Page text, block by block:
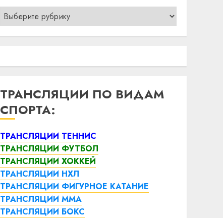
Рубрики
ТРАНСЛЯЦИИ ПО ВИДАМ
СПОРТА:
ТРАНСЛЯЦИИ ТЕННИС
ТРАНСЛЯЦИИ ФУТБОЛ
ТРАНСЛЯЦИИ ХОККЕЙ
ТРАНСЛЯЦИИ НХЛ
ТРАНСЛЯЦИИ ФИГУРНОЕ КАТАНИЕ
ТРАНСЛЯЦИИ ММА
ТРАНСЛЯЦИИ БОКС